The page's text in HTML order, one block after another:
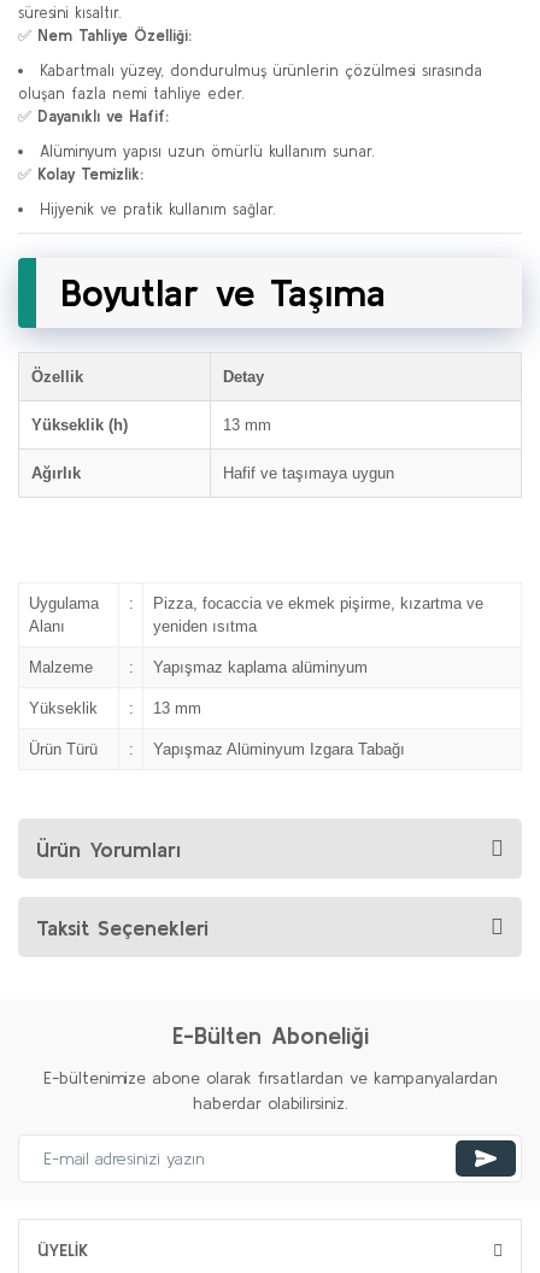
süresini kısaltır.
✅ Nem Tahliye Özelliği:
Kabartmalı yüzey, dondurulmuş ürünlerin çözülmesi sırasında
oluşan fazla nemi tahliye eder.
✅ Dayanıklı ve Hafif:
Alüminyum yapısı uzun ömürlü kullanım sunar.
✅ Kolay Temizlik:
Hijyenik ve pratik kullanım sağlar.
Boyutlar ve Taşıma
Özellik Detay
Yükseklik (h) 13 mm
Ağırlık Hafif ve taşımaya uygun
Uygulama
Alanı
:
Pizza, focaccia ve ekmek pişirme, kızartma ve
yeniden ısıtma
Malzeme : Yapışmaz kaplama alüminyum
Yükseklik : 13 mm
Ürün Türü : Yapışmaz Alüminyum Izgara Tabağı
Ürün Yorumları
Taksit Seçenekleri
E-Bülten Aboneliği
E-bültenimize abone olarak fırsatlardan ve kampanyalardan
haberdar olabilirsiniz.
ÜYELİK